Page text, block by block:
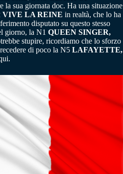
la sua giornata doc. Ha una situazione
VIVE LA REINE in realtà, che lo ha
disputato su questo stesso
giorno, la N1 QUEEN SINGER,
stupire, ricordiamo che lo sforzo
di poco la N5 LAFAYETTE,